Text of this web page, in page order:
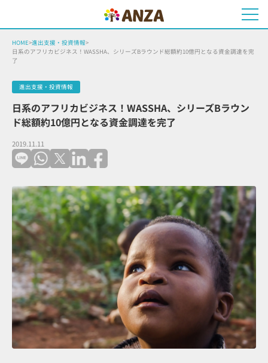
HOME>進出支援・投資情報>
日系のアフリカビジネス！WASSHA、シリーズBラウンド総額約10億円となる資金調達を完
了
進出支援・投資情報
日系のアフリカビジネス！WASSHA、シリーズBラウン
ド総額約10億円となる資金調達を完了
2019.11.11